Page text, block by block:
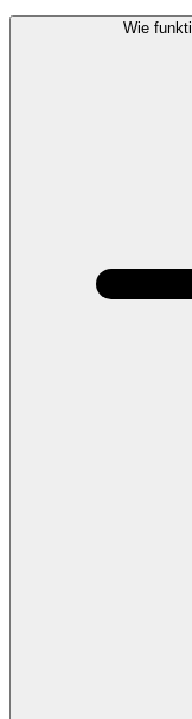
Wie